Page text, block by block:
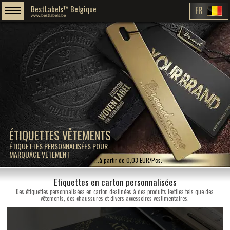
ÉTIQUETTES VÊTEMENTS
ÉTIQUETTES PERSONNALISÉES POUR
MARQUAGE VETEMENT
BestLabels™ Belgique
www.bestlabels.be FR
...à partir de 0,03 EUR/Pcs.
Etiquettes en carton personnalisées
Des étiquettes personnalisées en carton destinées à des produits textiles tels que des
vêtements, des chaussures et divers accessoires vestimentaires.